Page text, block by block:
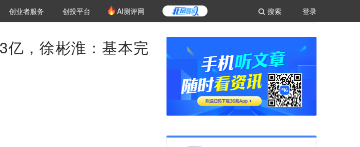
登录
搜索
创投氪堂
创业者服务 创投平台 AI测评网
亿，徐彬淮：基本完